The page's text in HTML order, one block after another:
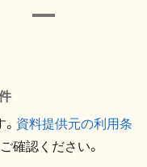
資料提供元の利用条
確認ください。